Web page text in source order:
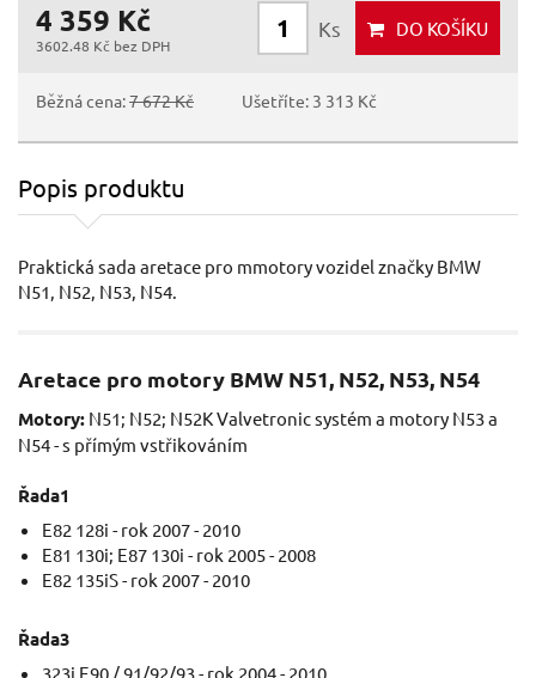
4 359 Kč
3602.48 Kč bez DPH
Ks DO KOŠÍKU
Běžná cena:7 672 Kč Ušetříte: 3 313 Kč
Popis produktu
Praktická sada aretace pro mmotory vozidel značky BMW
N51, N52, N53, N54.
Aretace pro motory BMW N51, N52, N53, N54
Motory: N51; N52; N52K Valvetronic systém a motory N53 a
N54 - s přímým vstřikováním
Řada1
E82 128i - rok 2007 - 2010
E81 130i; E87 130i - rok 2005 - 2008
E82 135iS - rok 2007 - 2010
Řada3
323i E90 / 91/92/93 - rok 2004 - 2010